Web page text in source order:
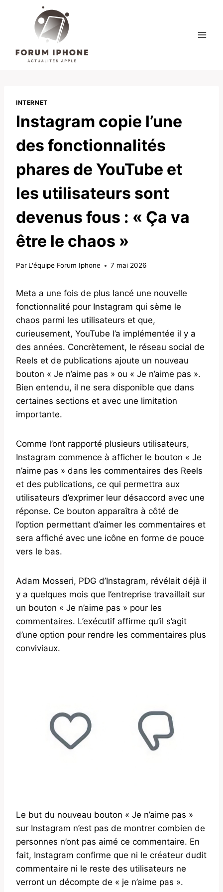
INTERNET
Instagram copie l’une
des fonctionnalités
phares de YouTube et
les utilisateurs sont
devenus fous : « Ça va
être le chaos »
Par L'équipe Forum Iphone 7 mai 2026
Meta a une fois de plus lancé une nouvelle
fonctionnalité pour Instagram qui sème le
chaos parmi les utilisateurs et que,
curieusement, YouTube l’a implémentée il y a
des années. Concrètement, le réseau social de
Reels et de publications ajoute un nouveau
bouton « Je n’aime pas » ou « Je n’aime pas ».
Bien entendu, il ne sera disponible que dans
certaines sections et avec une limitation
importante.
Comme l’ont rapporté plusieurs utilisateurs,
Instagram commence à afficher le bouton « Je
n’aime pas » dans les commentaires des Reels
et des publications, ce qui permettra aux
utilisateurs d’exprimer leur désaccord avec une
réponse. Ce bouton apparaîtra à côté de
l’option permettant d’aimer les commentaires et
sera affiché avec une icône en forme de pouce
vers le bas.
Adam Mosseri, PDG d’Instagram, révélait déjà il
y a quelques mois que l’entreprise travaillait sur
un bouton « Je n’aime pas » pour les
commentaires. L’exécutif affirme qu’il s’agit
d’une option pour rendre les commentaires plus
conviviaux.
Le but du nouveau bouton « Je n’aime pas »
sur Instagram n’est pas de montrer combien de
personnes n’ont pas aimé ce commentaire. En
fait, Instagram confirme que ni le créateur dudit
commentaire ni le reste des utilisateurs ne
verront un décompte de « je n’aime pas ».